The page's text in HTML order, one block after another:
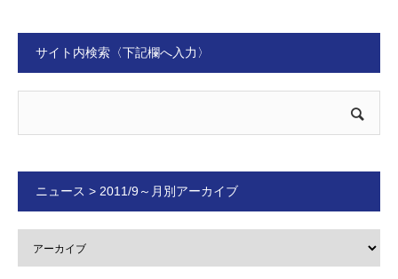
サイト内検索〈下記欄へ入力〉
ニュース > 2011/9～月別アーカイブ